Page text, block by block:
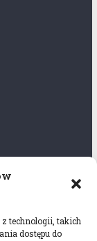
technologii, takich
dostępu do